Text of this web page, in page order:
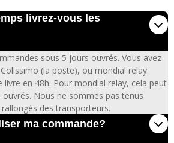
livrez-vous les
sous 5 jours ouvrés. Vous avez
(la poste), ou mondial relay.
livre en 48h. Pour mondial relay, cela peut
Nous ne sommes pas tenus
des transporteurs.
ma commande?